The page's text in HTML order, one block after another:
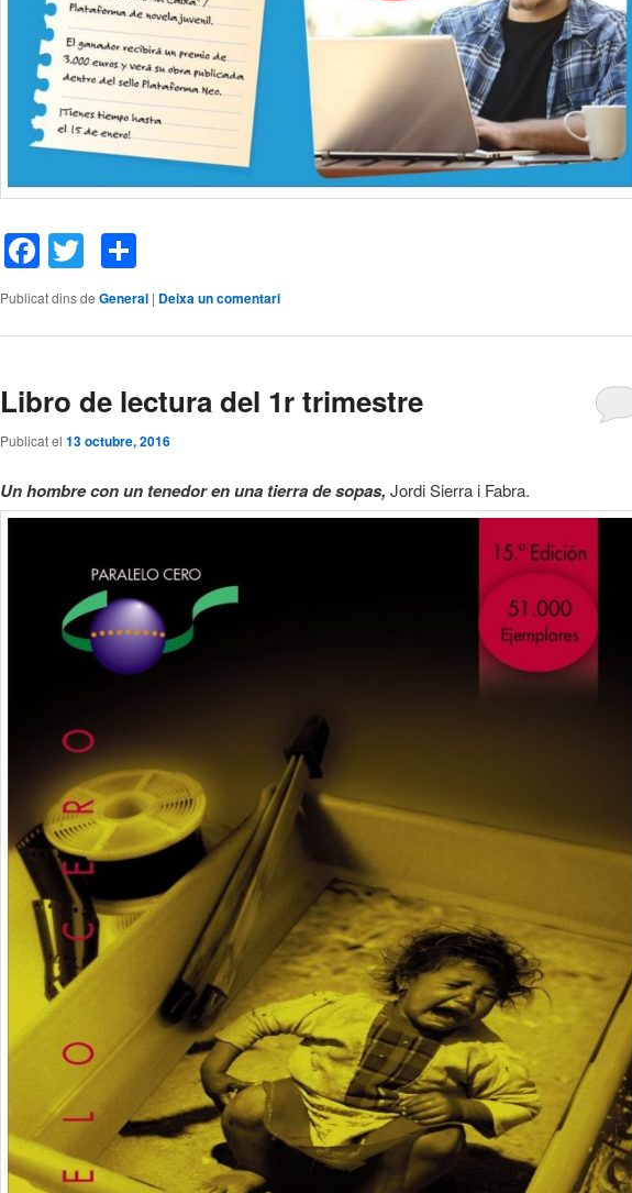
Facebook
Twitter
Publicat dins de General | Deixa un comentari
Libro de lectura del 1r trimestre
Publicat el 13 octubre, 2016
Un hombre con un tenedor en una tierra de sopas, Jordi Sierra i Fabra.